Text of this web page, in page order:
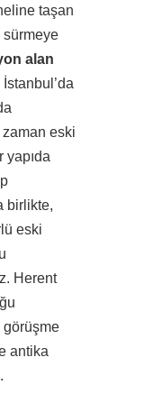
taşan
sürmeye
alan
eski
birlikte,
eski
Herent
görüşme
antika